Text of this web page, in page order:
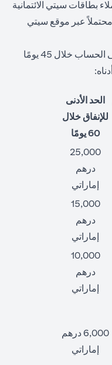
بطاقات سيتي الائتمانية
عبر موقع سيتي
سيتم إضافة رصيد مكافأة الانضمام إلى الحساب خلال 45 يومًا
الحد الأدنى
للإنفاق خلال
60 يومًا
25,000
درهم
إماراتي
15,000
درهم
إماراتي
10,000
درهم
إماراتي
6,000 درهم
إماراتي